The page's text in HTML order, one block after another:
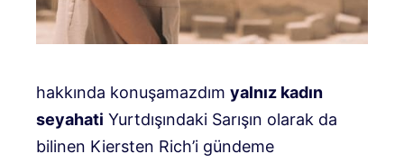
hakkında konuşamazdım yalnız kadın
seyahati Yurtdışındaki Sarışın olarak da
bilinen Kiersten Rich’i gündeme